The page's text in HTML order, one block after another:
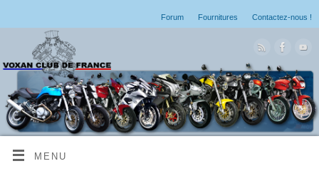
Forum Fournitures Contactez-nous !
MENU